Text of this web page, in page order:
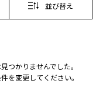
並び替え
つかりませんでした。
を変更してください。